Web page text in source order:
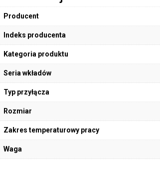
Producent
Indeks producenta
Kategoria produktu
Seria wkładów
Typ przyłącza
Rozmiar
Zakres temperaturowy pracy
Waga